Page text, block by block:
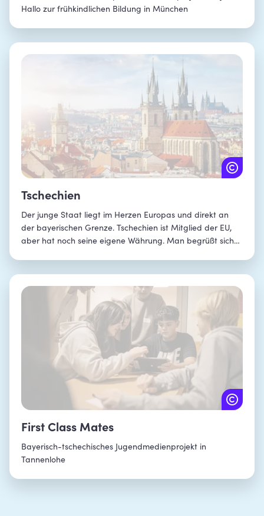
Hallo zur frühkindlichen Bildung in München
Tschechien
Der junge Staat liegt im Herzen Europas und direkt an
der bayerischen Grenze. Tschechien ist Mitglied der EU,
aber hat noch seine eigene Währung. Man begrüßt sich
gleichermaßen herzlich, naturverbunden und
abenteuerlustig sind. Erfahren mehr über Bayerns
Nachbarland Tschechien!
First Class Mates
Bayerisch-tschechisches Jugendmedienprojekt in
Tannenlohe